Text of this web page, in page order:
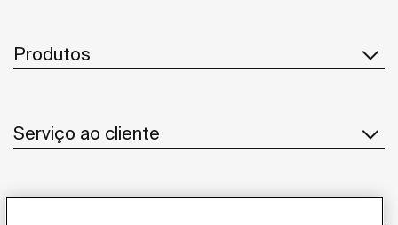
Produtos
Serviço ao cliente